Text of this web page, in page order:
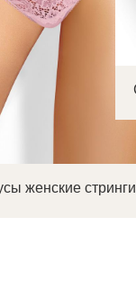
женские